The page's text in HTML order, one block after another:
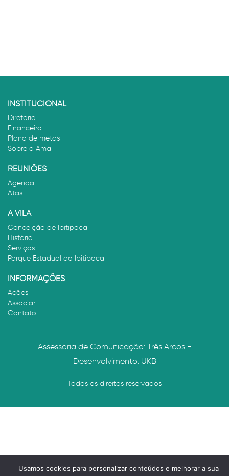
Usamos cookies para personalizar conteúdos e melhorar a sua
INSTITUCIONAL
Diretoria
Financeiro
Plano de metas
Sobre a Amai
REUNIÕES
Agenda
Atas
A VILA
Conceição de Ibitipoca
História
Serviços
Parque Estadual do Ibitipoca
INFORMAÇÕES
Ações
Associar
Contato
Assessoria de Comunicação: Três Arcos -
Desenvolvimento: UKB
Todos os direitos reservados